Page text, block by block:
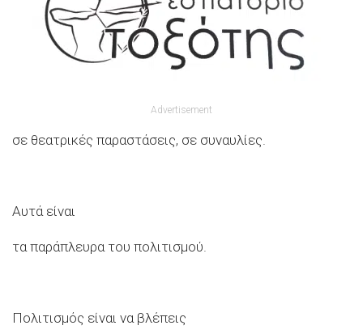
Advertisement
σε θεατρικές παραστάσεις, σε συναυλίες.
Αυτά είναι
τα παράπλευρα του πολιτισμού.
Πολιτισμός είναι να βλέπεις